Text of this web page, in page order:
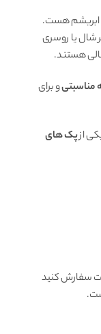
ابریشم هست.
شال یا روسری
هستند.
مناسبتیو برای
ازپک های
سفارش کنید